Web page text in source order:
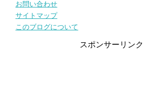
お問い合わせ
サイトマップ
このブログについて
スポンサーリンク